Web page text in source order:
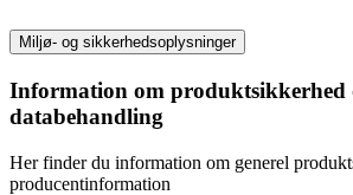
Miljø- og sikkerhedsoplysninger
Information om produktsikkerhed
databehandling
Her finder du information om generel
producentinformation